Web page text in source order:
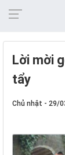
Lời mời
tẩy
Chủ nhật - 29/